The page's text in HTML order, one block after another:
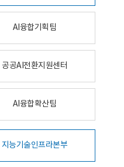
AI융합기획팀
공공AI전환지원센터
AI융합확산팀
지능기술인프라본부